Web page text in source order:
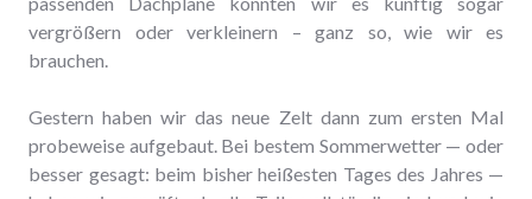
vergrößern oder verkleinern – ganz so, wie wir es
brauchen.
Gestern haben wir das neue Zelt dann zum ersten Mal
probeweise aufgebaut. Bei bestem Sommerwetter — oder
besser gesagt: beim bisher heißesten Tages des Jahres —